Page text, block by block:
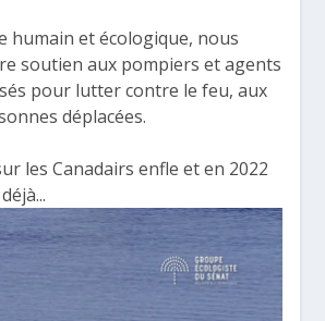
humain et écologique, nous
soutien aux pompiers et agents
pour lutter contre le feu, aux
déplacées.
les Canadairs enfle et en 2022